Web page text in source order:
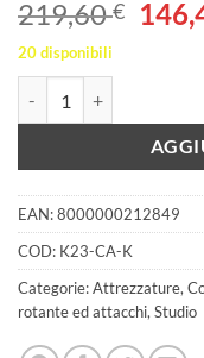
219,60€
Il
20 disponibili
EAN:8000000212849
COD: K23-CA-K
Categorie:Attrezzature,
rotante ed attacchi,Studio